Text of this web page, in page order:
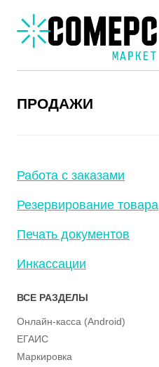
ПРОДАЖИ
Работа с заказами
Резервирование товара
Печать документов
Инкассации
ВСЕ РАЗДЕЛЫ
Онлайн-касса (Android)
ЕГАИС
Маркировка